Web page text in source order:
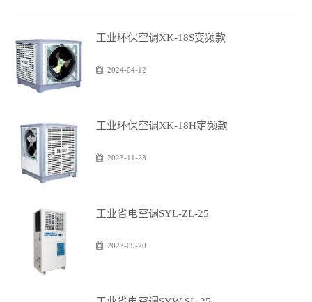
工业环保空调XK-18S变频款
2024-04-12
工业环保空调XK-18H定频款
2023-11-23
工业省电空调SYL-ZL-25
2023-09-20